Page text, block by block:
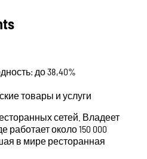
до 38,40%
товары и услуги
сетей. Владеет
работает около 150 000
в мире ресторанная